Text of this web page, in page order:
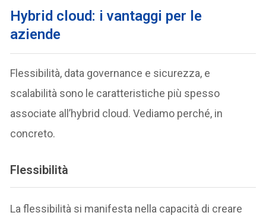
Hybrid cloud: i vantaggi per le
aziende
Flessibilità, data governance e sicurezza, e
scalabilità sono le caratteristiche più spesso
associate all’hybrid cloud. Vediamo perché, in
concreto.
Flessibilità
La flessibilità si manifesta nella capacità di creare